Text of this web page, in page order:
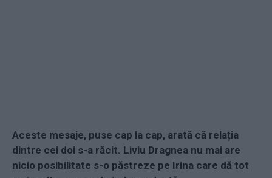
Aceste mesaje, puse cap la cap, arată că relația
dintre cei doi s-a răcit. Liviu Dragnea nu mai are
nicio posibilitate s-o păstreze pe Irina care dă tot